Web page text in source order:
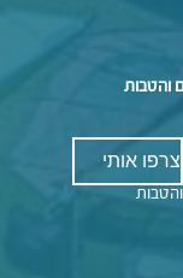
והטבות